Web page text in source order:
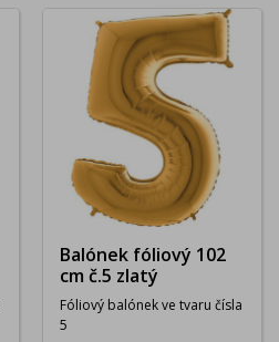
Balónek fóliový 102
cm č.5 zlatý
Fóliový balónek ve tvaru čísla
5